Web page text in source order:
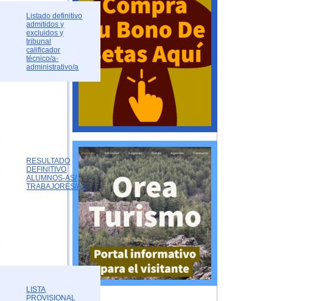
Listado definitivo
admitidos y
excluidos y
tribunal
calificador
técnico/a-
administrativo/a
RESULTADO
DEFINITIVO
ALUMNOS-AS/
TRABAJORES/AS
LISTA
PROVISIONAL